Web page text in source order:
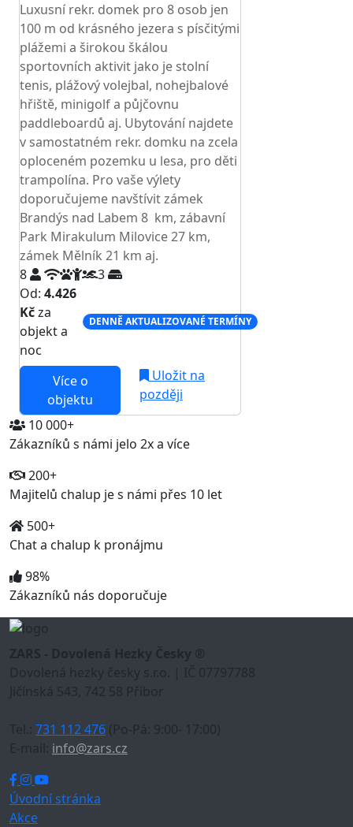
Luxusní rekr. domek pro 8 osob jen
100 m od krásného jezera s písčitými
plážemi a širokou škálou
sportovních aktivit jako je stolní
tenis, plážový volejbal, nohejbalové
hřiště, minigolf a půjčovnu
paddleboardů aj. Ubytování najdete
v samostatném rekr. domku na zcela
oploceném pozemku u lesa, pro děti
trampolína. Pro vaše výlety
doporučujeme navštívit zámek
Brandýs nad Labem 8 km, zábavní
Park Mirakulum Milovice 27 km,
zámek Mělník 21 km aj.
8
3
Od: 4.426
Kčza
objekt a
noc
DENNĚ AKTUALIZOVANÉ TERMÍNY
Více o
objektu
Uložit na
později
10 000+
Zákazníků s námi jelo 2x a více
200+
Majitelů chalup je s námi přes 10 let
500+
Chat a chalup k pronájmu
98%
Zákazníků nás doporučuje
ZARS - Dovolená Hezky Česky ®
Dovolená hezky česky s.r.o. | IČ 07797788
Jičínská 543, 742 58 Příbor
Tel.: 731 112 476 (Po-Pá: 9:00- 17:00)
E-mail: info@zars.cz
Úvodní stránka
Akce